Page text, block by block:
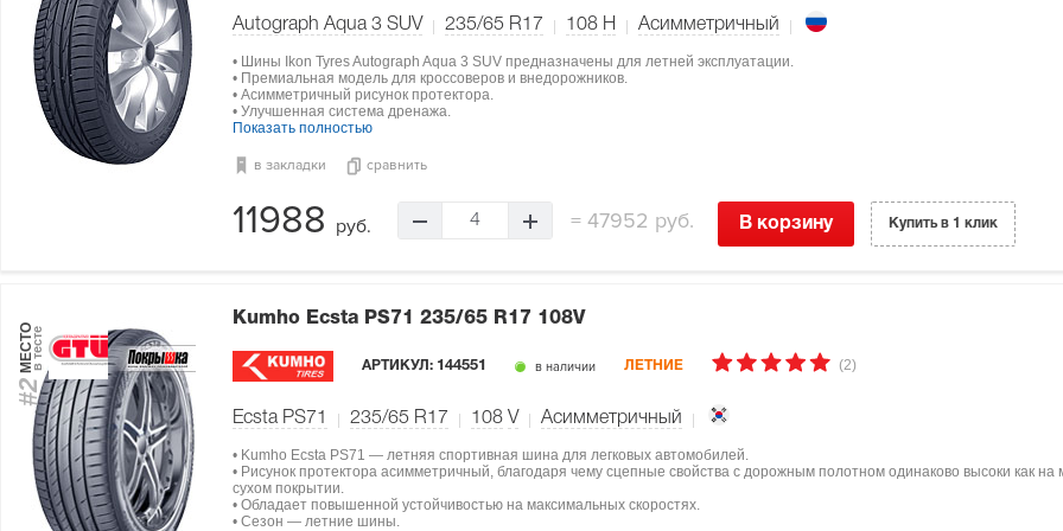
Autograph Aqua 3 SUV 235/65 R17 108 H Асимметричный
• Шины Ikon Tyres Autograph Aqua 3 SUV предназначены для летней эксплуатации.
• Премиальная модель для кроссоверов и внедорожников.
• Асимметричный рисунок протектора.
• Улучшенная система дренажа.
Показать полностью
в закладки сравнить
11988 руб. 4 =47952 руб. В корзину Купить в 1 клик
#2
МЕСТОв тесте
Kumho Ecsta PS71 235/65 R17 108V
АРТИКУЛ: 144551 в наличии ЛЕТНИЕ (2)
Ecsta PS71 235/65 R17 108 V Асимметричный
• Kumho Ecsta PS71 — летняя спортивная шина для легковых автомобилей.
• Рисунок протектора асимметричный, благодаря чему сцепные свойства с дорожным полотном одинаково высоки как на
сухом покрытии.
• Обладает повышенной устойчивостью на максимальных скоростях.
• Сезон — летние шины.